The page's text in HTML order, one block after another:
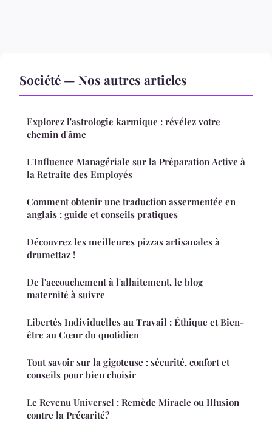
Société — Nos autres articles
Explorez l'astrologie karmique : révélez votre
chemin d'âme
L'Influence Managériale sur la Préparation Active à
la Retraite des Employés
Comment obtenir une traduction assermentée en
anglais : guide et conseils pratiques
Découvrez les meilleures pizzas artisanales à
drumettaz !
De l'accouchement à l'allaitement, le blog
maternité à suivre
Libertés Individuelles au Travail : Éthique et Bien-
être au Cœur du quotidien
Tout savoir sur la gigoteuse : sécurité, confort et
conseils pour bien choisir
Le Revenu Universel : Remède Miracle ou Illusion
contre la Précarité?